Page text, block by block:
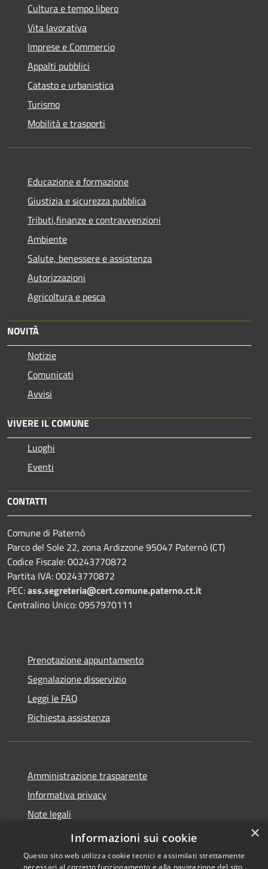
Cultura e tempo libero
Vita lavorativa
Imprese e Commercio
Appalti pubblici
Catasto e urbanistica
Turismo
Mobilità e trasporti
Educazione e formazione
Giustizia e sicurezza pubblica
Tributi,finanze e contravvenzioni
Ambiente
Salute, benessere e assistenza
Autorizzazioni
Agricoltura e pesca
NOVITÀ
Notizie
Comunicati
Avvisi
VIVERE IL COMUNE
Luoghi
Eventi
CONTATTI
Comune di Paternò
Parco del Sole 22, zona Ardizzone 95047 Paternò (CT)
Codice Fiscale: 00243770872
Partita IVA: 00243770872
PEC:ass.segreteria@cert.comune.paterno.ct.it
Centralino Unico: 0957970111
Prenotazione appuntamento
Segnalazione disservizio
Leggi le FAQ
Richiesta assistenza
Amministrazione trasparente
Informativa privacy
Note legali
Dichiarazione di accessibilità
×
Informazioni sui cookie
Questo sito web utilizza cookie tecnici e assimilati strettamente
necessari al corretto funzionamento e alla navigazione del sito,